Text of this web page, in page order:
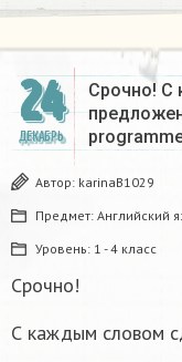
24
ДЕКАБРЬ
Срочно! С
Автор: karinaB1029
Предмет: Английский
Уровень: 1 - 4 класс
Срочно!
С каждым словом